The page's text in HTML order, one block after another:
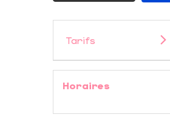
Tarifs
Horaires